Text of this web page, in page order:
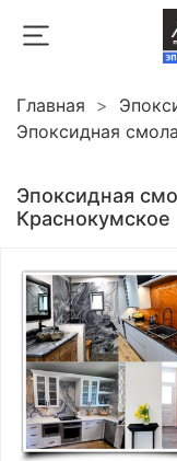
Главная
Эпоксидная
Эпоксидная
Краснокумское